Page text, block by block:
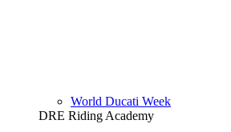
World Ducati Week
DRE Riding Academy